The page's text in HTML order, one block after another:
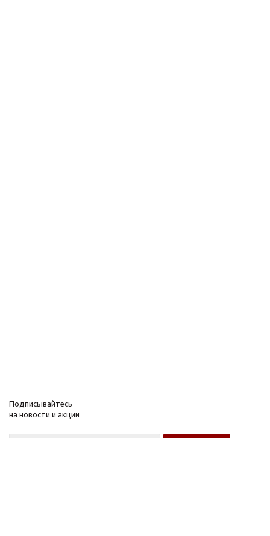
Подписывайтесь
на новости и акции